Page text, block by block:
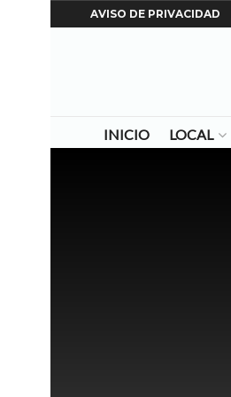
AVISO DE PRIVACIDAD
INICIO LOCAL